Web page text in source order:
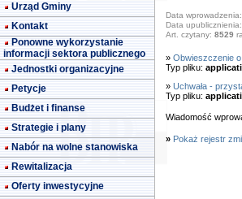
Urząd Gminy
Kontakt
Ponowne wykorzystanie
informacji sektora publicznego
Jednostki organizacyjne
Petycje
Budżet i finanse
Strategie i plany
Nabór na wolne stanowiska
Rewitalizacja
Oferty inwestycyjne
Data
Data
Art. czytany: 8529
» Obwieszczenie
Typ pliku:
» Uchwała -
Typ pliku:
Wiadomość
» Pokaż rejestr